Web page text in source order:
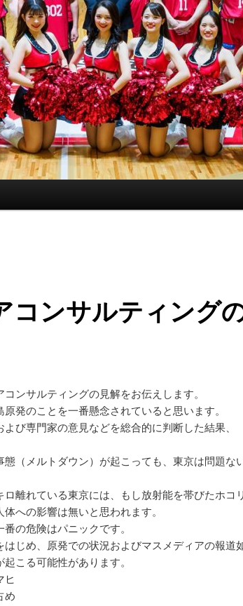
コンサルティング
ンサルティングの見解をお伝えします。
発のことを一番懸念されていると思います。
び専門家の意見などを総合的に判断した結果、
態（メルトダウン）が起こっても、東京は問題な
ロ離れている東京には、もし放射能を帯びたホコ
への影響は無いと思われます。
の危険はパニックです。
はじめ、原発での状況およびマスメディアの報道
こる可能性があります。
ヒ
め